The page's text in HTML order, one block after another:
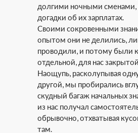
долгими ночными сменами,
догадки об их зарплатах.
Своими сокровенными
опытом они не делились,
проводили, и потому были
отдельной, для нас
Наощупь, расколупывая
другой, мы пробирались
скудный багаж начальных
из нас получал
обрывочно, отхватывая
там.